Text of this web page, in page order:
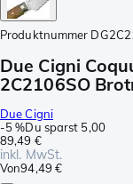
Produktnummer
Due Cigni
2C2106SO
Due Cigni
-5 %Du sparst 5,00
89,49 €
inkl. MwSt.
Von94,49 €